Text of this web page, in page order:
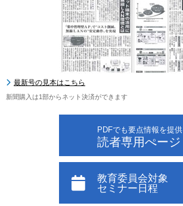
最新号の見本はこちら
新聞購入は1部からネット決済ができます
PDFでも要点情報を提供
読者専用ぺージ
教育委員会対象
セミナー日程